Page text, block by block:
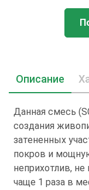
Описание
Данная смесь
создания
затененных
покров и
неприхотлив,
чаще 1 раза в